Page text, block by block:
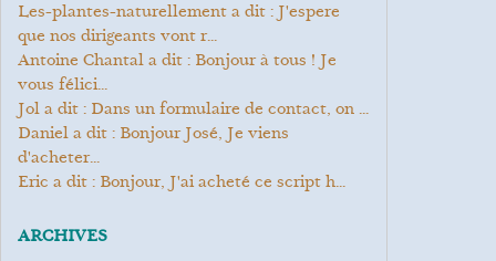
les-plantes-naturellement a dit : J'espere
que nos dirigeants vont r...
Antoine Chantal a dit : Bonjour à tous ! Je
vous félici...
Jol a dit : Dans un formulaire de contact, on ...
Daniel a dit : Bonjour José, Je viens
d'acheter...
Eric a dit : Bonjour, J'ai acheté ce script h...
ARCHIVES